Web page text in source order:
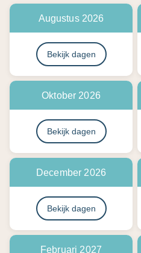
Augustus 2026
Bekijk dagen
Oktober 2026
Bekijk dagen
December 2026
Bekijk dagen
Februari 2027